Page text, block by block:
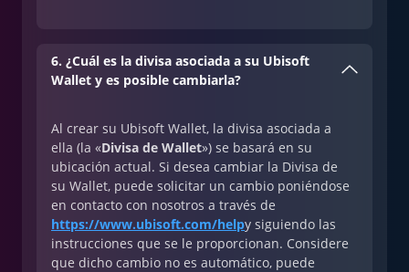
6. ¿Cuál es la divisa asociada a su Ubisoft
Wallet y es posible cambiarla?
Al crear su Ubisoft Wallet, la divisa asociada a
ella (la «Divisa de Wallet») se basará en su
ubicación actual. Si desea cambiar la Divisa de
su Wallet, puede solicitar un cambio poniéndose
en contacto con nosotros a través de
https://www.ubisoft.com/helpy siguiendo las
instrucciones que se le proporcionan. Considere
que dicho cambio no es automático, puede